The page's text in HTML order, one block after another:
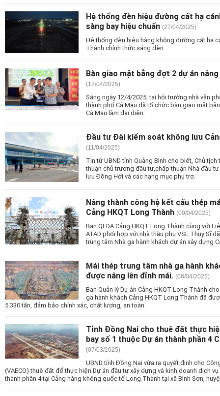
Hệ thống đèn hiệu đường cất hạ
sàng bay hiệu chuẩn (27/04/2025)
Hệ thống đèn hiệu hàng không đường cất hạ
Thành chính thức sáng đèn.
Bàn giao mặt bằng đợt 2 dự án
(12/04/2025)
Sáng ngày 12/4/2025, tại hội trường nhà văn
thành phố Cà Mau đã tổ chức bàn giao mặt
Cà Mau làm đại diện.
Đầu tư Đài kiểm soát không lưu
(11/04/2025)
Tin từ UBND tỉnh Quảng Bình cho biết, Chủ
thuận chủ trương đầu tư,chấp thuận Nhà đầu
lưu Đồng Hới và các hạng mục phụ trợ.
Nâng thành công hệ kết cấu thép
Cảng HKQT Long Thành (09/04/2025)
Ban QLDA Cảng HKQT Long Thành cùng với
ATAD phối hợp với nhà thầu phụ VSL Thụy Sĩ
trung tâm Nhà ga hành khách dự án xây dựng
Mái thép trung tâm nhà ga hành
được nâng lên đỉnh mái. (08/04/2025)
Ban Quản lý Dự án Cảng HKQT Long Thành
ga hành khách Cảng HKQT Long Thành đã
5.330 tấn, đảm bảo chính xác, chất lượng, an toàn.
Tỉnh Đồng Nai cho thuê đất thực
bay số 1 thuộc Dự án thành phần 4
(07/03/2025)
UBND tỉnh Đồng Nai vừa ra quyết định cho
(VAECO) thuê đất để thực hiện Dự án đầu tư xây dựng và kinh doanh dịch
thành phần 4 tại Cảng hàng không quốc tế Long Thành tại xã Bình Sơn,